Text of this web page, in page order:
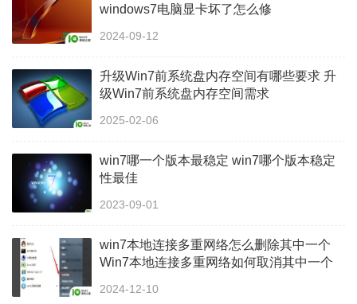
windows7电脑显卡坏了怎么修
2024-09-12
升级Win7前系统盘内存空间有哪些要求 升
级Win7前系统盘内存空间需求
2025-02-06
win7哪一个版本最稳定 win7哪个版本稳定
性最佳
2023-09-01
win7本地连接多重网络怎么删除其中一个
Win7本地连接多重网络如何取消其中一个
2024-12-10